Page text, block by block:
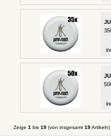
Zeige 1 bis 19(von insgesamt 19Artikeln)